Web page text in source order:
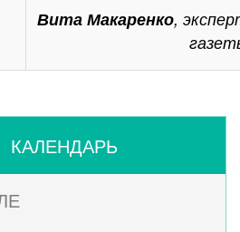
Вита Макаренко,
КАЛЕНДАРЬ